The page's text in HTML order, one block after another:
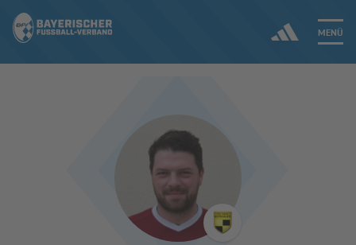
MENÜ
ERGEBNISSE & WETTBEWERBE
SPIELBETRIEB & VERBANDSLEBEN